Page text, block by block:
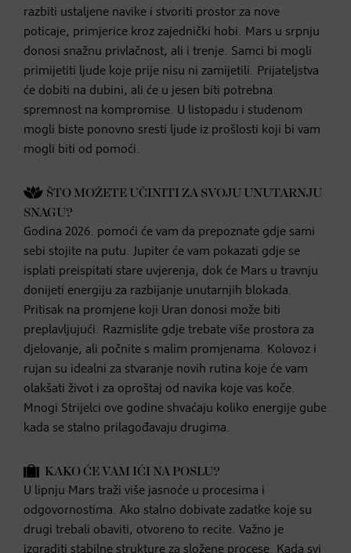
razbiti ustaljene navike i stvoriti prostor za nove
poticaje, primjerice kroz zajednički hobi. Mars u srpnju
donosi snažnu privlačnost, ali i trenje. Samci bi mogli
primijetiti ljude koje prije nisu ni zamijetili. Prijateljstva
će dobiti na dubini, ali će u jesen biti potrebna
spremnost na kompromise. U listopadu i studenom
mogli biste ponovno sresti ljude iz prošlosti koji bi vam
mogli biti od pomoći.
ŠTO MOŽETE UČINITI ZA SVOJU UNUTARNJU
SNAGU?
Godina 2026. pomoći će vam da prepoznate gdje sami
sebi stojite na putu. Jupiter će vam pokazati gdje se
isplati preispitati stare uvjerenja, dok će Mars u travnju
donijeti energiju za razbijanje unutarnjih blokada.
Pritisak na promjene koji Uran donosi može biti
preplavljujući. Razmislite gdje trebate više prostora za
djelovanje, ali počnite s malim promjenama. Kolovoz i
rujan su idealni za stvaranje novih rutina koje će vam
olakšati život i za oproštaj od navika koje vas koče.
Mnogi Strijelci ove godine shvaćaju koliko energije gube
kada se stalno prilagođavaju drugima.
KAKO ĆE VAM IĆI NA POSLU?
U lipnju Mars traži više jasnoće u procesima i
odgovornostima. Ako stalno dobivate zadatke koje su
drugi trebali obaviti, otvoreno to recite. Važno je
izgraditi stabilne strukture za složene procese. Kada svi